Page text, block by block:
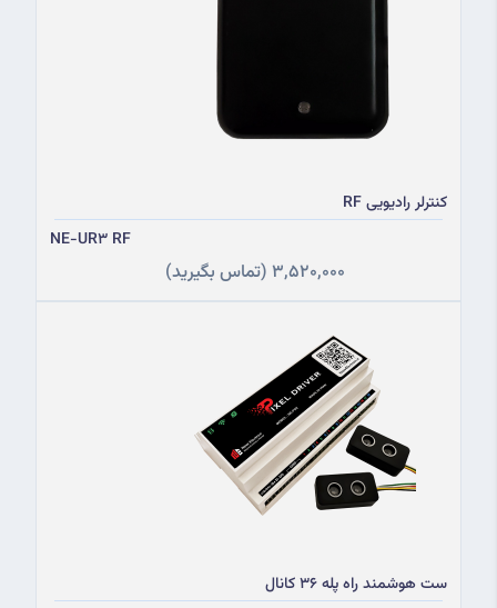
کنترلر رادیویی RF
NE-UR3 RF
3,520,000 (تماس بگیرید)
ست هوشمند راه پله 36 کانال